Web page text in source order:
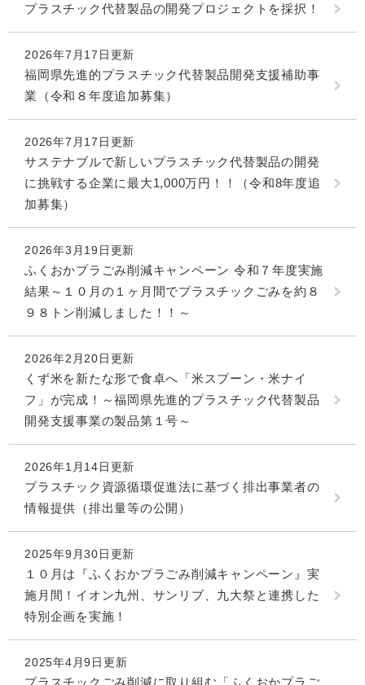
プラスチック代替製品の開発プロジェクトを採択！
2026年7月17日更新
福岡県先進的プラスチック代替製品開発支援補助事
業（令和８年度追加募集）
2026年7月17日更新
サステナブルで新しいプラスチック代替製品の開発
に挑戦する企業に最大1,000万円！！（令和8年度追
加募集）
2026年3月19日更新
ふくおかプラごみ削減キャンペーン 令和７年度実施
結果～１０月の１ヶ月間でプラスチックごみを約８
９８トン削減しました！！～
2026年2月20日更新
くず米を新たな形で食卓へ「米スプーン・米ナイ
フ」が完成！～福岡県先進的プラスチック代替製品
開発支援事業の製品第１号～
2026年1月14日更新
プラスチック資源循環促進法に基づく排出事業者の
情報提供（排出量等の公開）
2025年9月30日更新
１０月は『ふくおかプラごみ削減キャンペーン』実
施月間！イオン九州、サンリブ、九大祭と連携した
特別企画を実施！
2025年4月9日更新
プラスチックごみ削減に取り組む「ふくおかプラご